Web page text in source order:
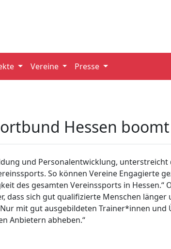
Vereine Presse
Hessen boomt
und Personalentwicklung,
So können Vereine Engagierte
des gesamten Vereinssports in Hessen.“
sich gut qualifizierte Menschen
mit gut ausgebildeten Trainer*innen
Anbietern abheben.“